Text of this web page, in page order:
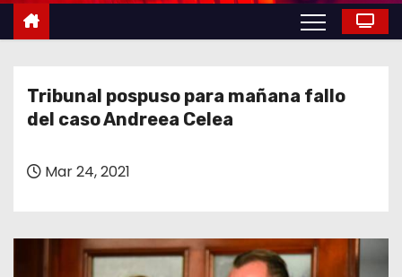
Tribunal pospuso para mañana fallo
del caso Andreea Celea
Mar 24, 2021